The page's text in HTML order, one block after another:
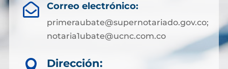
 Correo electrónico:
primeraubate@supernotariado.gov.co;
notaria1ubate@ucnc.com.co
Dirección: